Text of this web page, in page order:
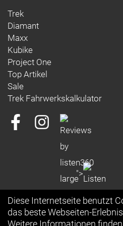
Rahmengröße: M
Rahmenmaterial: Carbon
Gangschaltung: SRAM Force
an größtem Ritzel
Anzahl Gänge: 1
Schalthebel: SRAM Force
AXS E1
Hinterradbremse: SRAM
Centerlock, 160 mm
Max. Bremsscheibendu
Vorderradbremse: SRAM
Centerlock, 160 mm
Max. Bremsscheibendu
Trek
Diamant
Maxx
Kubike
Project One
Top Artikel
Sale
Trek Fahrwerkskalkulator
">
Diese Internetseite benutzt
das beste Webseiten-
Weitere Informationen